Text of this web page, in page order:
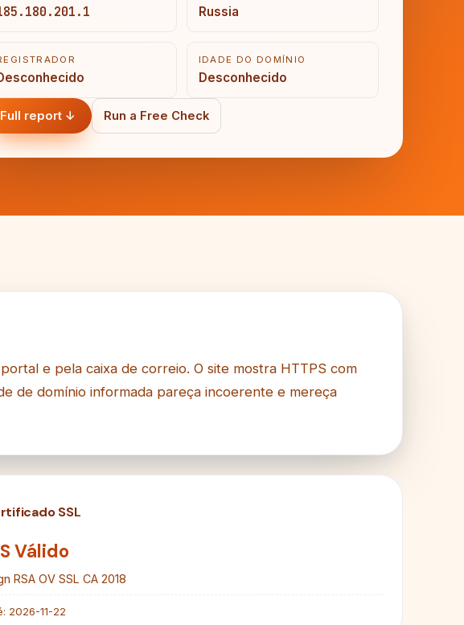
Russia
IDADE DO DOMÍNIO
Desconhecido
Full report ↓ Run a Free Check
e pela caixa de correio. O site mostra HTTPS com
de domínio informada pareça incoerente e mereça
SSL
Válido
RSA OV SSL CA 2018
2026-11-22